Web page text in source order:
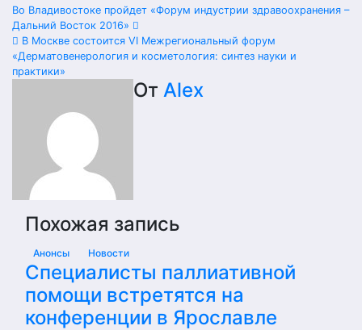
Навигация
по
записям
Во Владивостоке пройдет «Форум индустрии здравоохранения –
Дальний Восток 2016»
В Москве состоится VI Межрегиональный форум
«Дерматовенерология и косметология: синтез науки и
практики»
От Alex
Похожая запись
Анонсы Новости
Специалисты паллиативной
помощи встретятся на
конференции в Ярославле